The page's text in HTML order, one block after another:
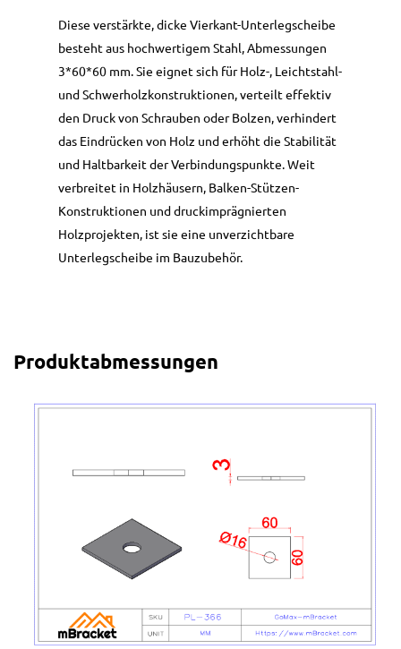
Diese verstärkte, dicke Vierkant-Unterlegscheibe
besteht aus hochwertigem Stahl, Abmessungen
3*60*60 mm. Sie eignet sich für Holz-, Leichtstahl-
und Schwerholzkonstruktionen, verteilt effektiv
den Druck von Schrauben oder Bolzen, verhindert
das Eindrücken von Holz und erhöht die Stabilität
und Haltbarkeit der Verbindungspunkte. Weit
verbreitet in Holzhäusern, Balken-Stützen-
Konstruktionen und druckimprägnierten
Holzprojekten, ist sie eine unverzichtbare
Unterlegscheibe im Bauzubehör.
Produktabmessungen